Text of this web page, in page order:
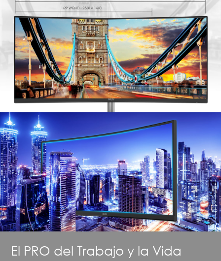
El PRO del Trabajo y la Vida